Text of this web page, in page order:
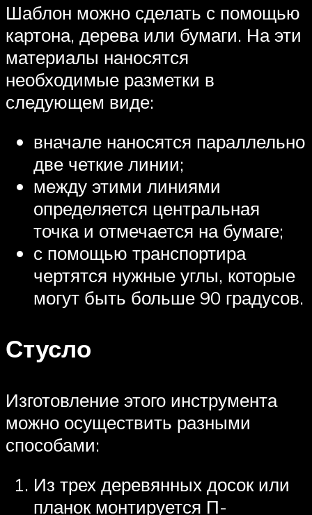
Шаблон можно сделать с помощью
картона, дерева или бумаги. На эти
материалы наносятся
необходимые разметки в
следующем виде:
вначале наносятся параллельно
две четкие линии;
между этими линиями
определяется центральная
точка и отмечается на бумаге;
с помощью транспортира
чертятся нужные углы, которые
могут быть больше 90 градусов.
Стусло
Изготовление этого инструмента
можно осуществить разными
способами:
Из трех деревянных досок или
планок монтируется П-